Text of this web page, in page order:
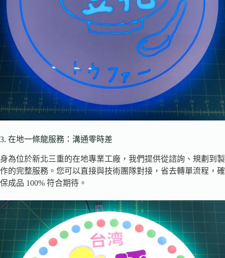
3. 在地一條龍服務：溝通零時差
身為位於新北三重的在地專業工廠，我們提供從諮詢、規劃到製
作的完整服務。您可以直接與技術團隊對接，省去轉單流程，確
保成品 100% 符合期待。